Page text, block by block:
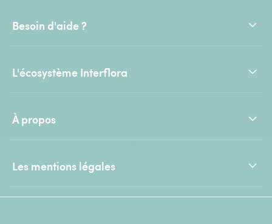
Besoin d'aide ?
L'écosystème Interflora
À propos
Les mentions légales